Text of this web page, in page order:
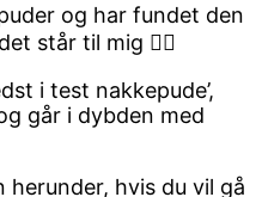
og har fundet den
står til mig 👌🏻
i test nakkepude’,
går i dybden med
hvis du vil gå